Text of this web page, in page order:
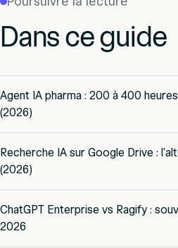
Dans ce guide
Agent IA pharma : 200 à 400
(2026)
Recherche IA sur Google Drive :
(2026)
ChatGPT Enterprise vs Ragify :
2026